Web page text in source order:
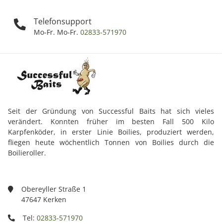
Telefonsupport
Mo-Fr. Mo-Fr. 02833-571970
Seit der Gründung von Successful Baits hat sich vieles
verändert. Konnten früher im besten Fall 500 Kilo
Karpfenköder, in erster Linie Boilies, produziert werden,
fliegen heute wöchentlich Tonnen von Boilies durch die
Boilieroller.
Obereyller Straße 1
47647 Kerken
Tel: 02833-571970